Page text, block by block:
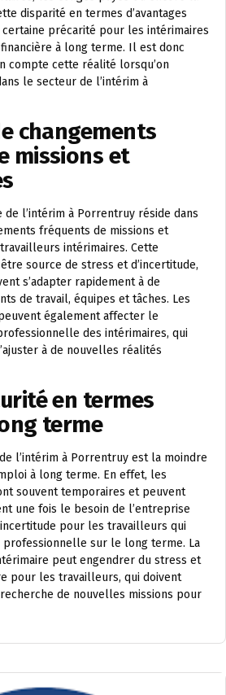
disparité en termes d’avantages
précarité pour les intérimaires
à long terme. Il est donc
compte cette réalité lorsqu’on
le secteur de l’intérim à
changements
missions et
l’intérim à Porrentruy réside dans
fréquents de missions et
intérimaires. Cette
source de stress et d’incertitude,
s’adapter rapidement à de
de travail, équipes et tâches. Les
également affecter le
des intérimaires, qui
à de nouvelles réalités
en termes
terme
l’intérim à Porrentruy est la moindre
à long terme. En effet, les
souvent temporaires et peuvent
une fois le besoin de l’entreprise
pour les travailleurs qui
sur le long terme. La
peut engendrer du stress et
pour les travailleurs, qui doivent
de nouvelles missions pour